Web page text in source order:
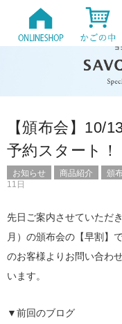
【頒布会】10/
予約スタート！
お知らせ 商品紹介 頒
11日
先日ご案内させていただ
月）の頒布会の【早割】
のお客様よりお問い合わ
います。
▼前回のブログ